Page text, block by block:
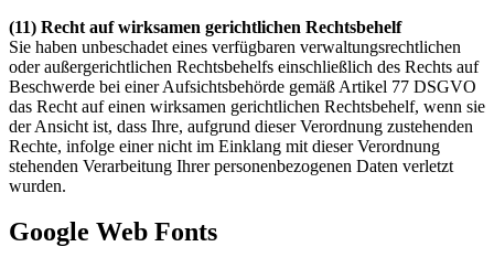
(11) Recht auf wirksamen gerichtlichen Rechtsbehelf
Sie haben unbeschadet eines verfügbaren verwaltungsrechtlichen
oder außergerichtlichen Rechtsbehelfs einschließlich des Rechts auf
Beschwerde bei einer Aufsichtsbehörde gemäß Artikel 77 DSGVO
das Recht auf einen wirksamen gerichtlichen Rechtsbehelf, wenn sie
der Ansicht ist, dass Ihre, aufgrund dieser Verordnung zustehenden
Rechte, infolge einer nicht im Einklang mit dieser Verordnung
stehenden Verarbeitung Ihrer personenbezogenen Daten verletzt
wurden.
Google Web Fonts